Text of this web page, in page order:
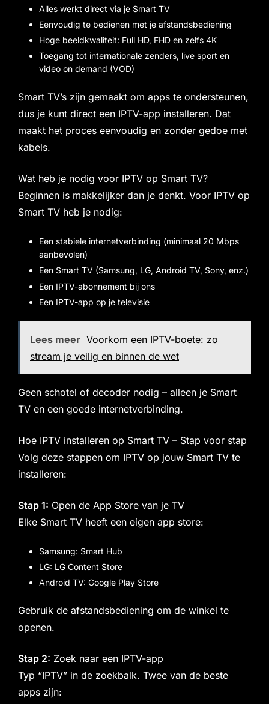
Alles werkt direct via je Smart TV
Eenvoudig te bedienen met je afstandsbediening
Hoge beeldkwaliteit: Full HD, FHD en zelfs 4K
Toegang tot internationale zenders, live sport en
video on demand (VOD)
Smart TV’s zijn gemaakt om apps te ondersteunen,
dus je kunt direct een IPTV-app installeren. Dat
maakt het proces eenvoudig en zonder gedoe met
kabels.
Wat heb je nodig voor IPTV op Smart TV?
Beginnen is makkelijker dan je denkt. Voor IPTV op
Smart TV heb je nodig:
Een stabiele internetverbinding (minimaal 20 Mbps
aanbevolen)
Een Smart TV (Samsung, LG, Android TV, Sony, enz.)
Een IPTV-abonnement bij ons
Een IPTV-app op je televisie
Lees meer Voorkom een IPTV-boete: zo
stream je veilig en binnen de wet
Geen schotel of decoder nodig – alleen je Smart
TV en een goede internetverbinding.
Hoe IPTV installeren op Smart TV – Stap voor stap
Volg deze stappen om IPTV op jouw Smart TV te
installeren:
Stap 1: Open de App Store van je TV
Elke Smart TV heeft een eigen app store:
Samsung: Smart Hub
LG: LG Content Store
Android TV: Google Play Store
Gebruik de afstandsbediening om de winkel te
openen.
Stap 2: Zoek naar een IPTV-app
Typ “IPTV” in de zoekbalk. Twee van de beste
apps zijn: